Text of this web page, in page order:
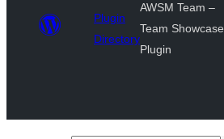
Plugin
Directory
AWSM Team –
Team Showcase
Plugin